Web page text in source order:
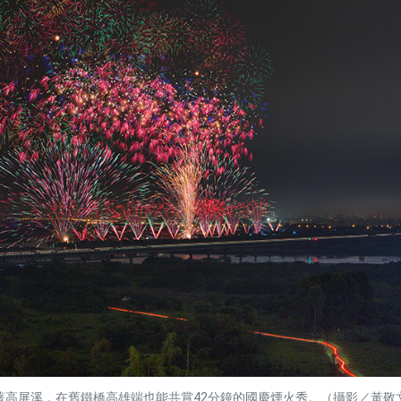
高屏溪，在舊鐵橋高雄端也能共賞42分鐘的國慶煙火秀。（攝影／黃敬